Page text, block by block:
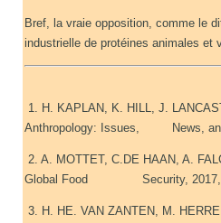
Bref, la vraie opposition, comme le
industrielle de protéines animales et
1. H. KAPLAN, K. HILL, J.
Anthropology: Issues, News, and
2. A. MOTTET, C.DE HAAN, A.
Global Food Security, 2017,
3. H. HE. VAN ZANTEN, M.